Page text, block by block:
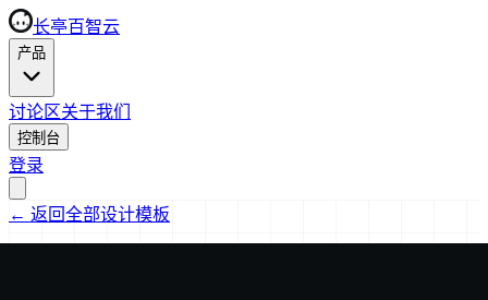
长亭百智云
产品
讨论区关于我们
控制台
登录
← 返回全部设计模板